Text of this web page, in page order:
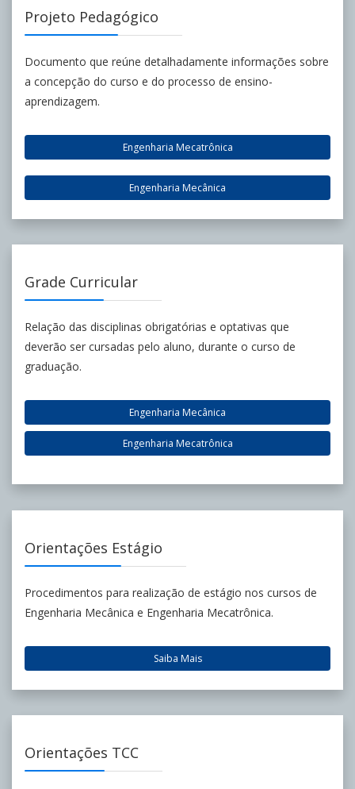
Projeto Pedagógico
Documento que reúne detalhadamente informações sobre
a concepção do curso e do processo de ensino-
aprendizagem.
Engenharia Mecatrônica
Engenharia Mecânica
Grade Curricular
Relação das disciplinas obrigatórias e optativas que
deverão ser cursadas pelo aluno, durante o curso de
graduação.
Engenharia Mecânica
Engenharia Mecatrônica
Orientações Estágio
Procedimentos para realização de estágio nos cursos de
Engenharia Mecânica e Engenharia Mecatrônica.
Saiba Mais
Orientações TCC